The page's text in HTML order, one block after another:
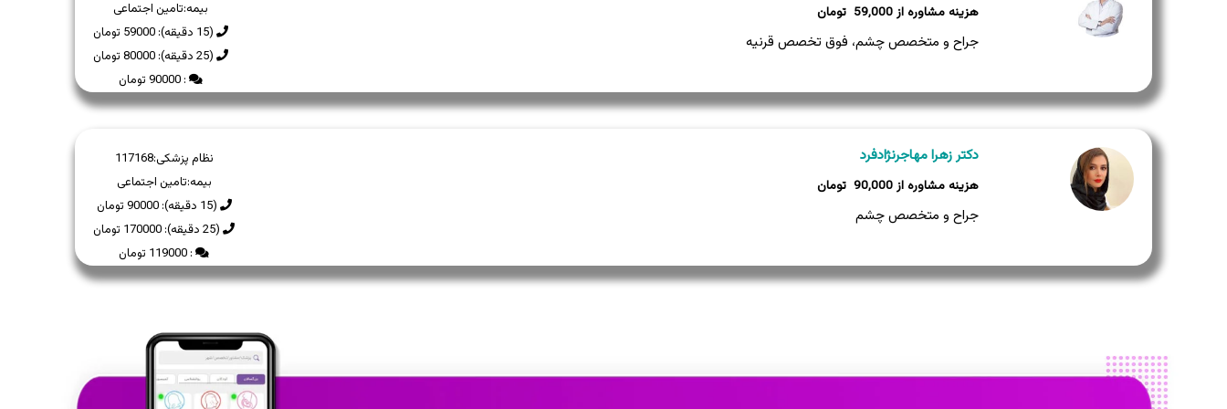
بیمه:تامین اجتماعی
(15 دقیقه): 59000 تومان
(25 دقیقه): 80000 تومان
: 90000 تومان
59,000
جراح و متخصص چشم، فوق تخصص قرنیه
نظام پزشکی:117168
بیمه:تامین اجتماعی
(15 دقیقه): 90000 تومان
(25 دقیقه): 170000 تومان
: 119000 تومان
دکتر زهرا مهاجرنژادفرد
90,000
جراح و متخصص چشم